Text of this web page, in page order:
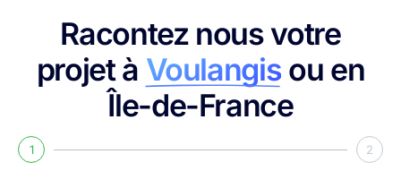
Racontez nous votre
projet à Voulangis ou en
Île-de-France
1 2